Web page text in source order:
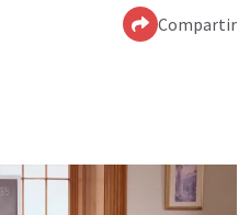
Compartir